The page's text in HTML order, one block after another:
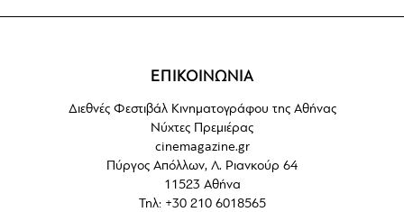
ΕΠΙΚΟΙΝΩΝΙΑ
Διεθνές Φεστιβάλ Κινηματογράφου της Αθήνας
Νύχτες Πρεμιέρας
cinemagazine.gr
Πύργος Απόλλων, Λ. Ριανκούρ 64
11523 Αθήνα
Τηλ: +30 210 6018565